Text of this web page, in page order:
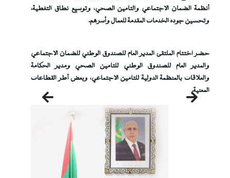
أنظمة الضمان الاجتماعي والتأمين الصحي، وتوسيع نطاق التغطية،
وتحسين جودة الخدمات المقدمة للعمال وأسرهم.
حضر اختتام الملتقى المدير العام للصندوق الوطني للضمان الاجتماعي
والمدير العام للصندوق الوطني للتأمين الصحي ومدير الحكامة
والعلاقات بالمنظمة الدولية للتأمين الاجتماعي، وبعض أطر القطاعات
المعنية.
السابق التالي